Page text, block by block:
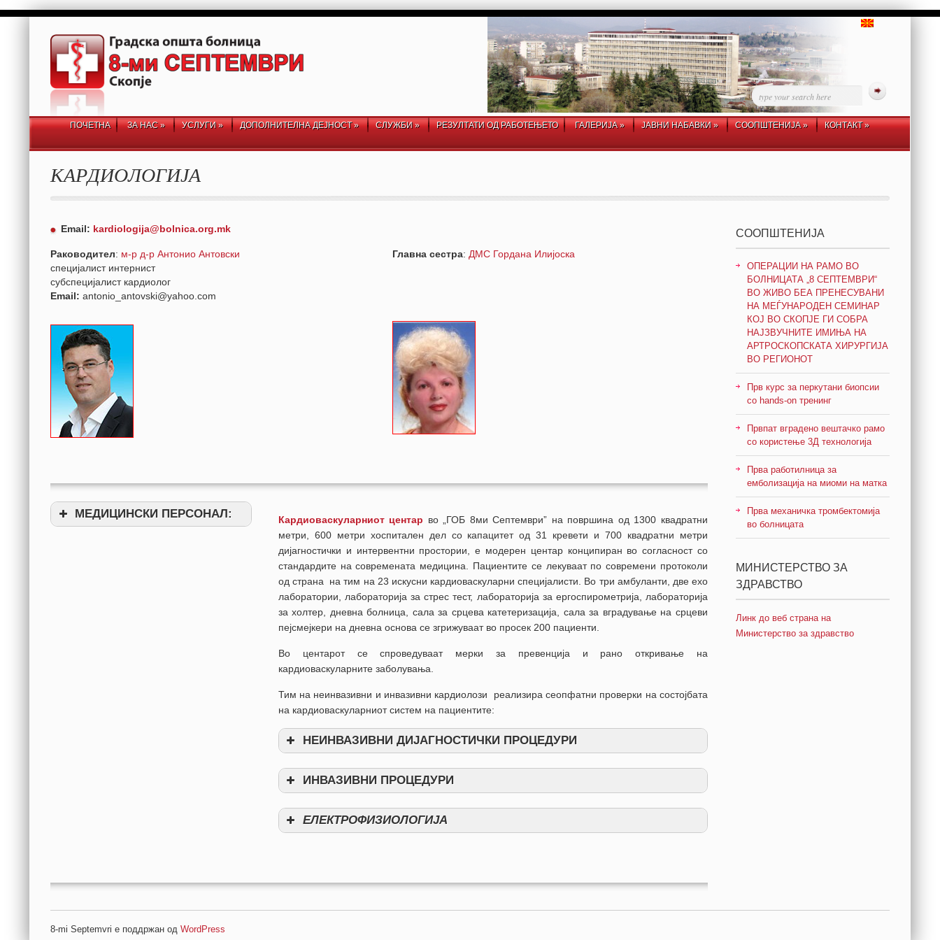
ПОЧЕТНА ЗА НАС» УСЛУГИ» ДОПОЛНИТЕЛНА ДЕЈНОСТ» СЛУЖБИ» РЕЗУЛТАТИ ОД РАБОТЕЊЕТО ГАЛЕРИЈА» ЈАВНИ НАБАВКИ» СООПШТЕНИЈА» КОНТАКТ»
КАРДИОЛОГИЈА
Email: kardiologija@bolnica.org.mk
Раководител: м-р д-р Антонио Антовски
специјалист интернист
субспецијалист кардиолог
Email: antonio_antovski@yahoo.com
Главна сестра: ДМС Гордана Илијоска
МЕДИЦИНСКИ ПЕРСОНАЛ: Кардиоваскуларниот центар во „ГОБ 8ми Септември” на површина од 1300 квадратни
метри, 600 метри хоспитален дел со капацитет од 31 кревети и 700 квадратни метри
дијагностички и интервентни простории, е модерен центар конципиран во согласност со
стандардите на современата медицина. Пациентите се лекуваат по современи протоколи
од страна на тим на 23 искусни кардиоваскуларни специјалисти. Во три амбуланти, две ехо
лаборатории, лабораторија за стрес тест, лабораторија за ергоспирометрија, лабораторија
за холтер, дневна болница, сала за срцева катетеризација, сала за вградување на срцеви
пејсмејкери на дневна основа се згрижуваат во просек 200 пациенти.
Во центарот се спроведуваат мерки за превенција и рано откривање на
кардиоваскуларните заболувања.
Тим на неинвазивни и инвазивни кардиолози реализира сеопфатни проверки на состојбата
на кардиоваскуларниот систем на пациентите:
НЕИНВАЗИВНИ ДИЈАГНОСТИЧКИ ПРОЦЕДУРИ
ИНВАЗИВНИ ПРОЦЕДУРИ
ЕЛЕКТРОФИЗИОЛОГИЈА
СООПШТЕНИЈА
ОПЕРАЦИИ НА РАМО ВО
БОЛНИЦАТА „8 СЕПТЕМВРИ“
ВО ЖИВО БЕА ПРЕНЕСУВАНИ
НА МЕЃУНАРОДЕН СЕМИНАР
КОЈ ВО СКОПЈЕ ГИ СОБРА
НАЈЗВУЧНИТЕ ИМИЊА НА
АРТРОСКОПСКАТА ХИРУРГИЈА
ВО РЕГИОНОТ
Прв курс за перкутани биопсии
со hands-on тренинг
Првпат вградено вештачко рамо
со користење 3Д технологија
Прва работилница за
емболизација на миоми на матка
Прва механичка тромбектомија
во болницата
МИНИСТЕРСТВО ЗА
ЗДРАВСТВО
Линк до веб страна на
Министерство за здравство
8-mi Septemvri е поддржан од WordPress